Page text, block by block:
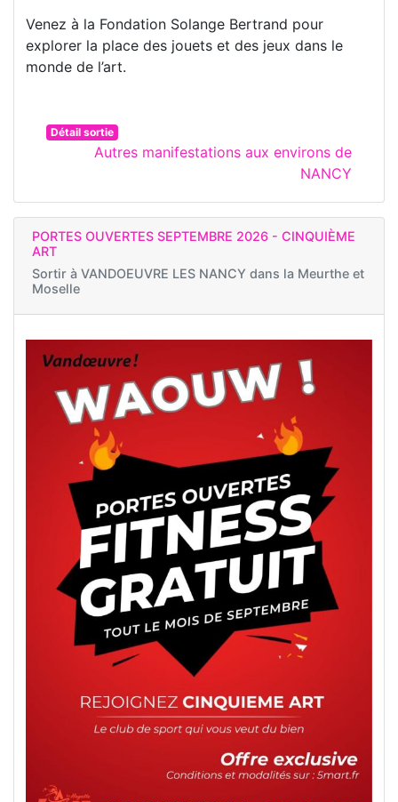
Venez à la Fondation Solange Bertrand pour
explorer la place des jouets et des jeux dans le
monde de l’art.
Détail sortie
Autres manifestations aux environs de
NANCY
PORTES OUVERTES SEPTEMBRE 2026 - CINQUIÈME
ART
Sortir à VANDOEUVRE LES NANCY dans la Meurthe et
Moselle